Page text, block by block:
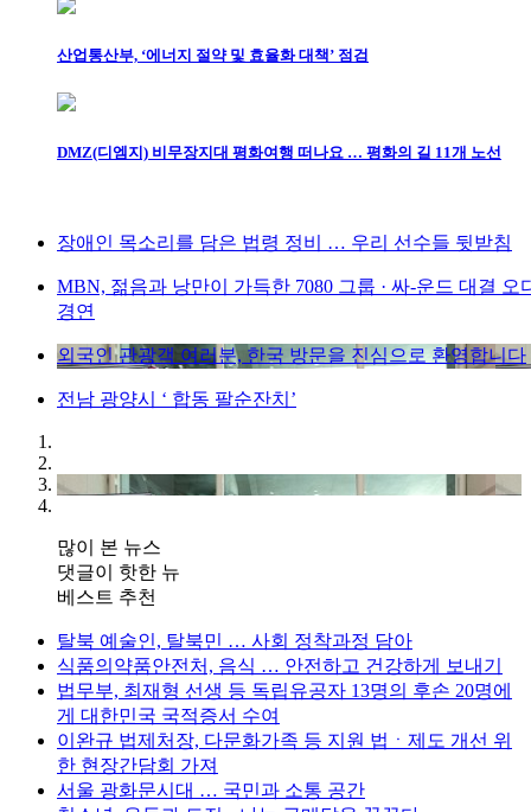
산업통산부, ‘에너지 절약 및 효율화 대책’ 점검
DMZ(디엠지) 비무장지대 평화여행 떠나요 … 평화의 길 11개 노선
장애인 목소리를 담은 법령 정비 … 우리 선수들 뒷받침
MBN, 젊음과 낭만이 가득한 7080 그룹 · 싸-운드 대결 오
경연
외국인 관광객 여러분, 한국 방문을 진심으로 환영합니다
전남 광양시 ‘ 합동 팔순잔치’
많이 본 뉴스
댓글이 핫한 뉴
베스트 추천
탈북 예술인, 탈북민 … 사회 정착과정 담아
식품의약품안전처, 음식 … 안전하고 건강하게 보내기
법무부, 최재형 선생 등 독립유공자 13명의 후손 20명에
게 대한민국 국적증서 수여
이완규 법제처장, 다문화가족 등 지원 법ㆍ제도 개선 위
한 현장간담회 가져
서울 광화문시대 … 국민과 소통 공간